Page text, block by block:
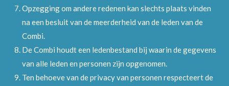
Opzegging om andere redenen kan slechts plaats vinden
na een besluit van de meerderheid van de leden van de
Combi.
De Combi houdt een ledenbestand bij waarin de gegevens
van alle leden en personen zijn opgenomen.
Ten behoeve van de privacy van personen respecteert de